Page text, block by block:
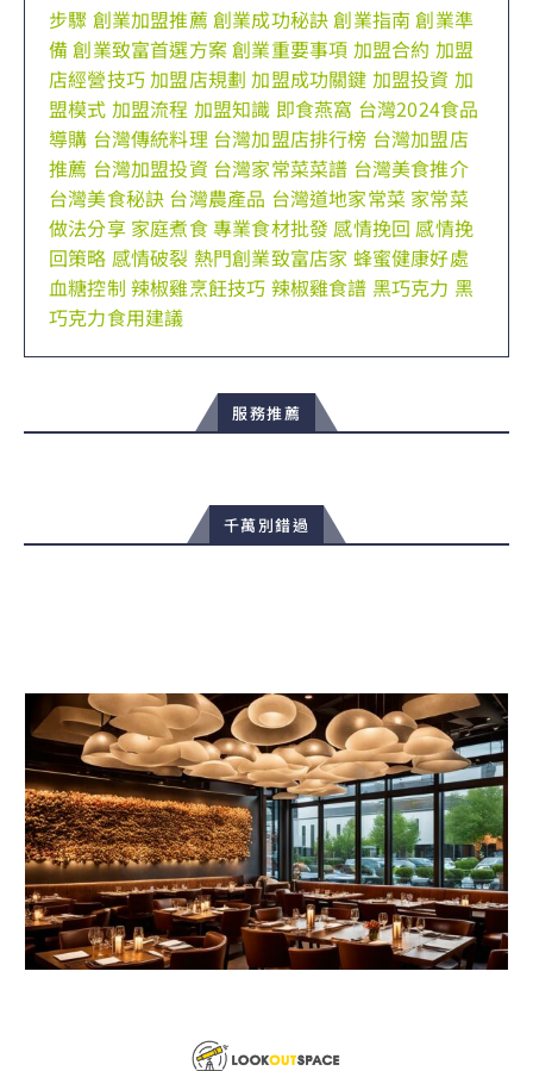
步驟 創業加盟推薦 創業成功秘訣創業指南 創業準
備創業致富首選方案創業重要事項 加盟合約 加盟
店經營技巧加盟店規劃 加盟成功關鍵 加盟投資 加
盟模式 加盟流程 加盟知識 即食燕窩 台灣2024食品
導購 台灣傳統料理 台灣加盟店排行榜 台灣加盟店
推薦 台灣加盟投資 台灣家常菜菜譜 台灣美食推介
台灣美食秘訣 台灣農產品 台灣道地家常菜 家常菜
做法分享 家庭煮食專業食材批發感情挽回 感情挽
回策略 感情破裂 熱門創業致富店家 蜂蜜健康好處
血糖控制 辣椒雞烹飪技巧 辣椒雞食譜 黑巧克力 黑
巧克力食用建議
服務推薦
千萬別錯過